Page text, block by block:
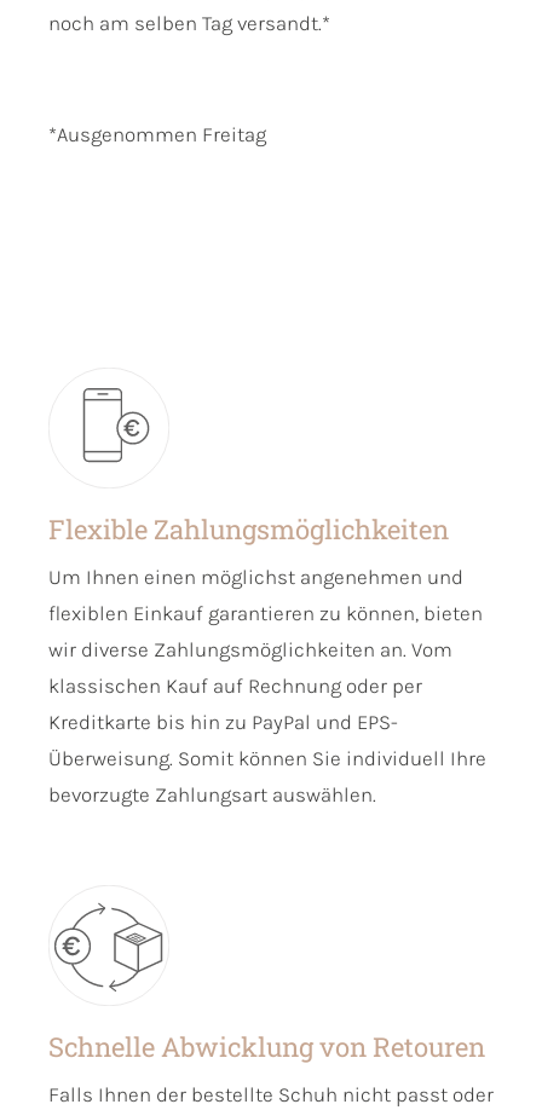
noch am selben Tag versandt.*
*Ausgenommen Freitag
Flexible Zahlungsmöglichkeiten
Um Ihnen einen möglichst angenehmen und
flexiblen Einkauf garantieren zu können, bieten
wir diverse Zahlungsmöglichkeiten an. Vom
klassischen Kauf auf Rechnung oder per
Kreditkarte bis hin zu PayPal und EPS-
Überweisung. Somit können Sie individuell Ihre
bevorzugte Zahlungsart auswählen.
Schnelle Abwicklung von Retouren
Falls Ihnen der bestellte Schuh nicht passt oder